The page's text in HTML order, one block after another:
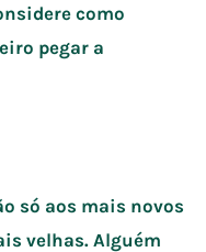
como
pegar a
só aos mais novos
velhas. Alguém